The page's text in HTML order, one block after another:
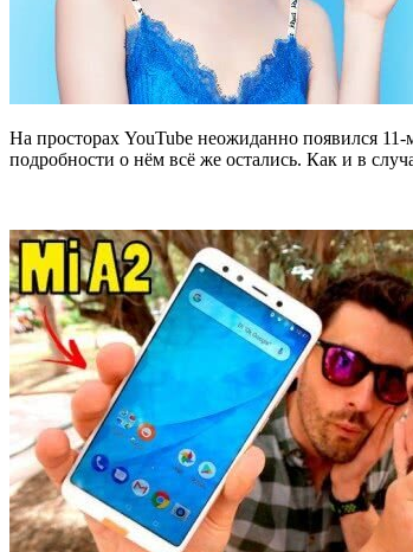
На просторах YouTube неожиданно появился
подробности о нём всё же остались. Как и в